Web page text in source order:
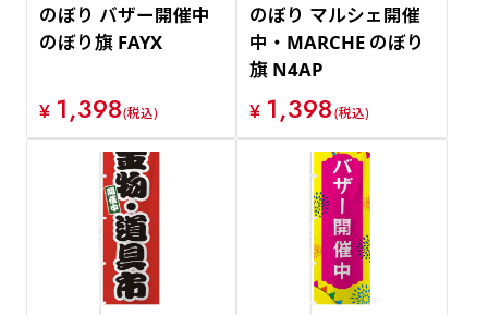
のぼり バザー開催中
のぼり旗 FAYX
¥ 1,398(税込)
のぼり マルシェ開催
中・MARCHE のぼり
旗 N4AP
¥ 1,398(税込)